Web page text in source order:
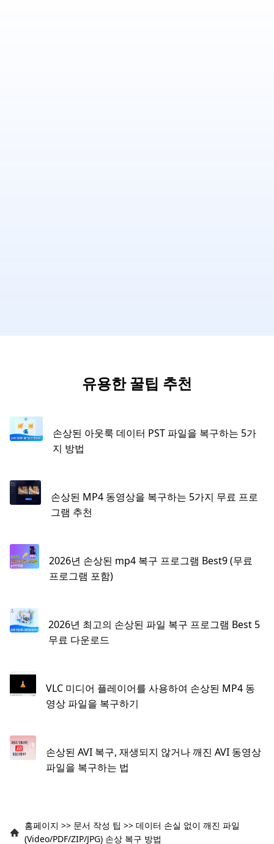
유용한 꿀팁 추천
손상된 아웃룩 데이터 PST 파일을 복구하는 5가
지 방법
손상된 MP4 동영상을 복구하는 5가지 무료 프로
그램 추천
2026년 손상된 mp4 복구 프로그램 Bеst9 (무료
프로그램 포함)
2026년 최고의 손상된 파일 복구 프로그램 Best 5
무료 다운로드
VLC 미디어 플레이어를 사용하여 손상된 MP4 동
영상 파일을 복구하기
손상된 AVI 복구, 재생되지 않거나 깨진 AVI 동영상
파일을 복구하는 법
홈페이지 >> 문서 작성 팁 >> 데이터 손실 없이 깨진 파일
(Video/PDF/ZIP/JPG) 손상 복구 방법